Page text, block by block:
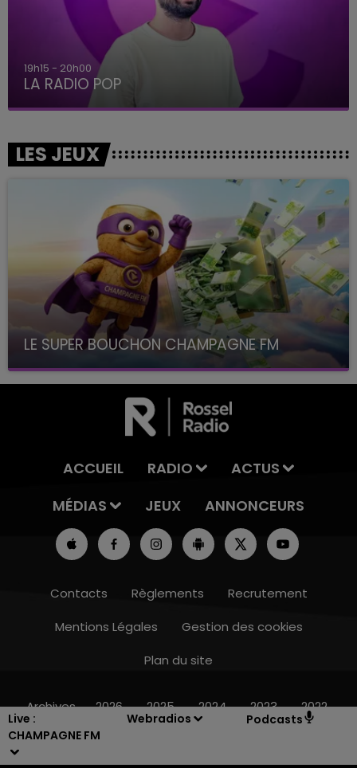
Live :
CHAMPAGNE FM
Webradios Podcasts
19h00 - 19h15
5h00 - 6h00
LE BEST OF DE LA FAMILLE CHAMPAGNE FM
LES JEUX
LE SUPER BOUCHON CHAMPAGNE FM
avec La Famille Champagne FM, à 8H10
ACCUEIL RADIO
ACTUS
MÉDIAS
JEUX ANNONCEURS
Contacts Règlements
Recrutement
Mentions Légales
Gestion des cookies
Plan du site
Archives 2026 2025 2024 2023 2022